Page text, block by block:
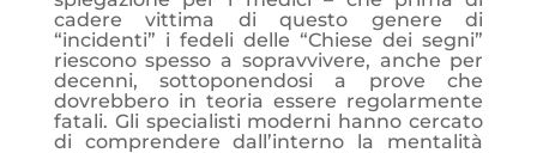
cadere vittima di questo genere di
“incidenti” i fedeli delle “Chiese dei segni”
riescono spesso a sopravvivere, anche per
decenni, sottoponendosi a prove che
dovrebbero in teoria essere regolarmente
fatali. Gli specialisti moderni hanno cercato
di comprendere dall’interno la mentalità